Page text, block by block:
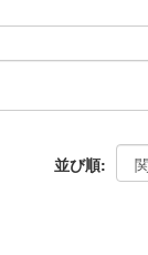
並び順